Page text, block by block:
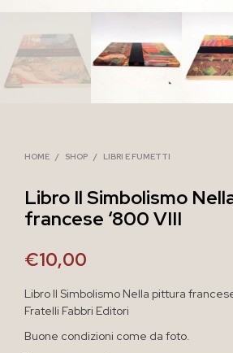
HOME / SHOP / LIBRI E FUMETTI
Libro Il Simbolismo
francese ‘800 VIII
€10,00
Libro Il Simbolismo Nella pittura
Fratelli Fabbri Editori
Buone condizioni come da foto.